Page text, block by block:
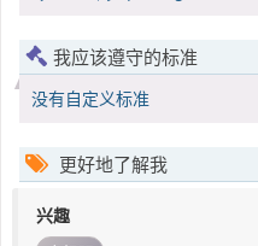
我应该遵守的标准
没有自定义标准
更好地了解我
兴趣